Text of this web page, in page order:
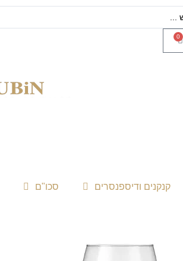
0
קנקנים ודיספנסרים סכו"ם